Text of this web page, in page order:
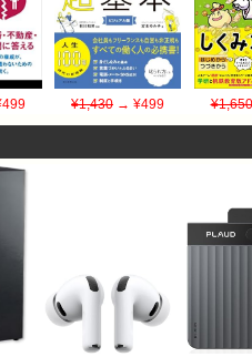
¥1,430 → ¥499 ¥1,650